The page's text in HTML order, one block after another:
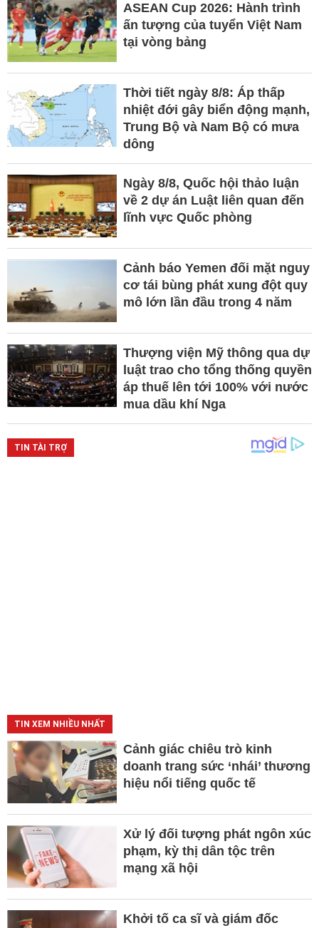
ASEAN Cup 2026: Hành trình
ấn tượng của tuyển Việt Nam
tại vòng bảng
Thời tiết ngày 8/8: Áp thấp
nhiệt đới gây biển động mạnh,
Trung Bộ và Nam Bộ có mưa
dông
Ngày 8/8, Quốc hội thảo luận
về 2 dự án Luật liên quan đến
lĩnh vực Quốc phòng
Cảnh báo Yemen đối mặt nguy
cơ tái bùng phát xung đột quy
mô lớn lần đầu trong 4 năm
Thượng viện Mỹ thông qua dự
luật trao cho tổng thống quyền
áp thuế lên tới 100% với nước
mua dầu khí Nga
TIN XEM NHIỀU NHẤT
Cảnh giác chiêu trò kinh
doanh trang sức ‘nhái’ thương
hiệu nổi tiếng quốc tế
Xử lý đối tượng phát ngôn xúc
phạm, kỳ thị dân tộc trên
mạng xã hội
Khởi tố ca sĩ và giám đốc